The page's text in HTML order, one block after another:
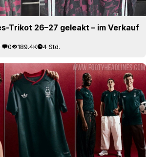
Trikot 26–27 geleakt – im Verkauf
0 189.4K 4 Std.